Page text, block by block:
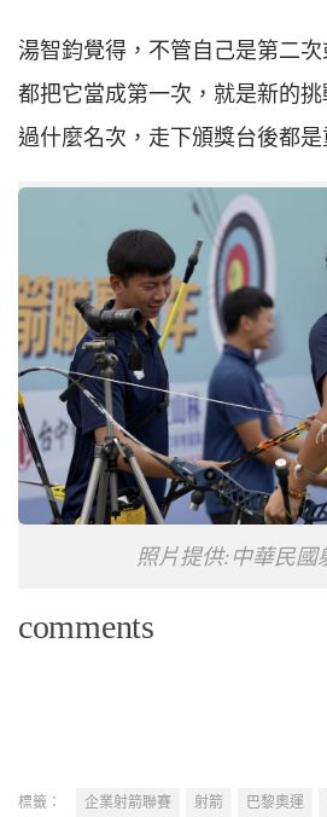
湯智鈞覺得，不管自己是第二次
都把它當成第一次，就是新的
過什麼名次，走下頒獎台後都是
照片提供:中華民國
comments
標籤： 企業射箭聯賽 射箭 巴黎奧運